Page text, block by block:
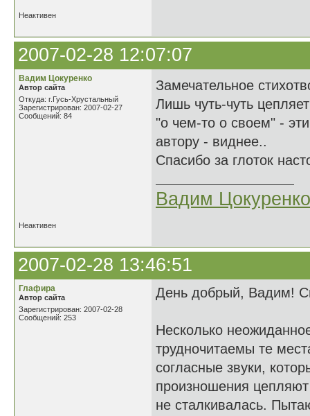
Неактивен
2007-02-28 12:07:07
Вадим Цокуренко
Автор сайта
Откуда: г.Гусь-Хрустальный
Зарегистрирован: 2007-02-27
Сообщений: 84
Замечательное
Лишь чуть-чуть
"о чем-то о своем" -
автору - виднее..
Спасибо за глоток
Вадим Цокуренко
Неактивен
2007-02-28 13:46:51
Глафира
Автор сайта
Зарегистрирован: 2007-02-28
Сообщений: 253
День добрый, Вадим!
Несколько
трудночитаемы те
согласные звуки,
произношения
не сталкивалась.